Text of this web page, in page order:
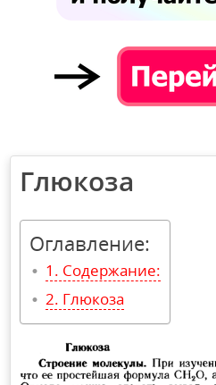
Глюкоза
Оглавление:
Содержание:
Глюкоза